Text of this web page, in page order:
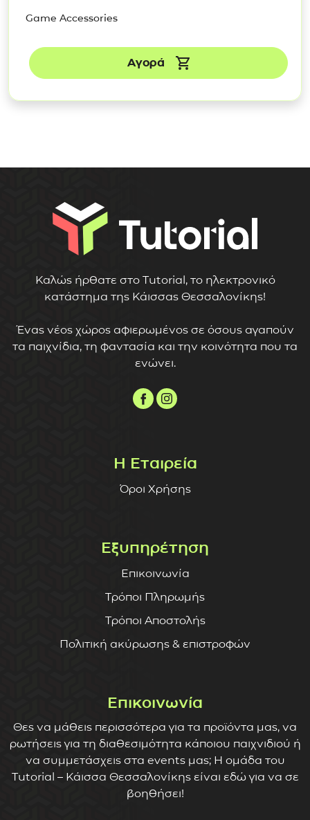
Game Accessories
Αγορά
Καλώς ήρθατε στο Tutorial, το ηλεκτρονικό
κατάστημα της Κάισσας Θεσσαλονίκης!
Ένας νέος χώρος αφιερωμένος σε όσους αγαπούν
τα παιχνίδια, τη φαντασία και την κοινότητα που τα
ενώνει.
Η Εταιρεία
Όροι Χρήσης
Εξυπηρέτηση
Επικοινωνία
Τρόποι Πληρωμής
Τρόποι Αποστολής
Πολιτική ακύρωσης & επιστροφών
Επικοινωνία
Θες να μάθεις περισσότερα για τα προϊόντα μας, να
ρωτήσεις για τη διαθεσιμότητα κάποιου παιχνιδιού ή
να συμμετάσχεις στα events μας; Η ομάδα του
Tutorial – Κάισσα Θεσσαλονίκης είναι εδώ για να σε
βοηθήσει!